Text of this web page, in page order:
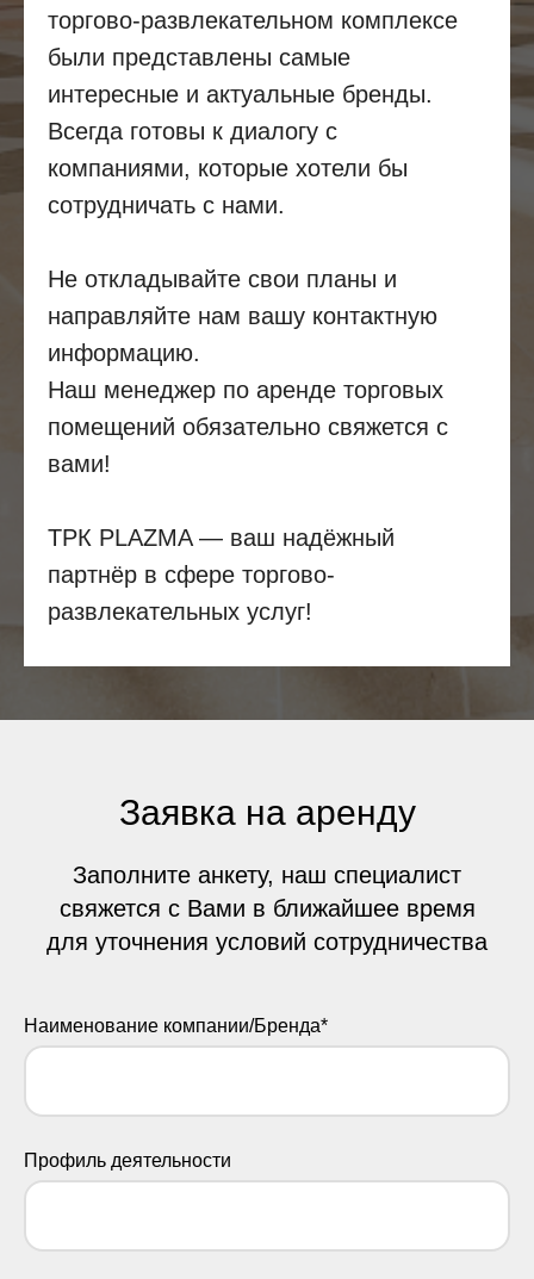
торгово-развлекательном комплексе
были представлены самые
интересные и актуальные бренды.
Всегда готовы к диалогу с
компаниями, которые хотели бы
сотрудничать с нами.
Не откладывайте свои планы и
направляйте нам вашу контактную
информацию.
Наш менеджер по аренде торговых
помещений обязательно свяжется с
вами!
ТРК PLAZMA — ваш надёжный
партнёр в сфере торгово-
развлекательных услуг!
Заявка на аренду
Заполните анкету, наш специалист
свяжется с Вами в ближайшее время
для уточнения условий сотрудничества
Наименование компании/Бренда*
Профиль деятельности